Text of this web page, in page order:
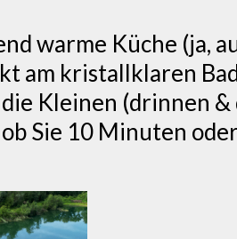
warme Küche (ja,
am kristallklaren
Kleinen (drinnen
Sie 10 Minuten